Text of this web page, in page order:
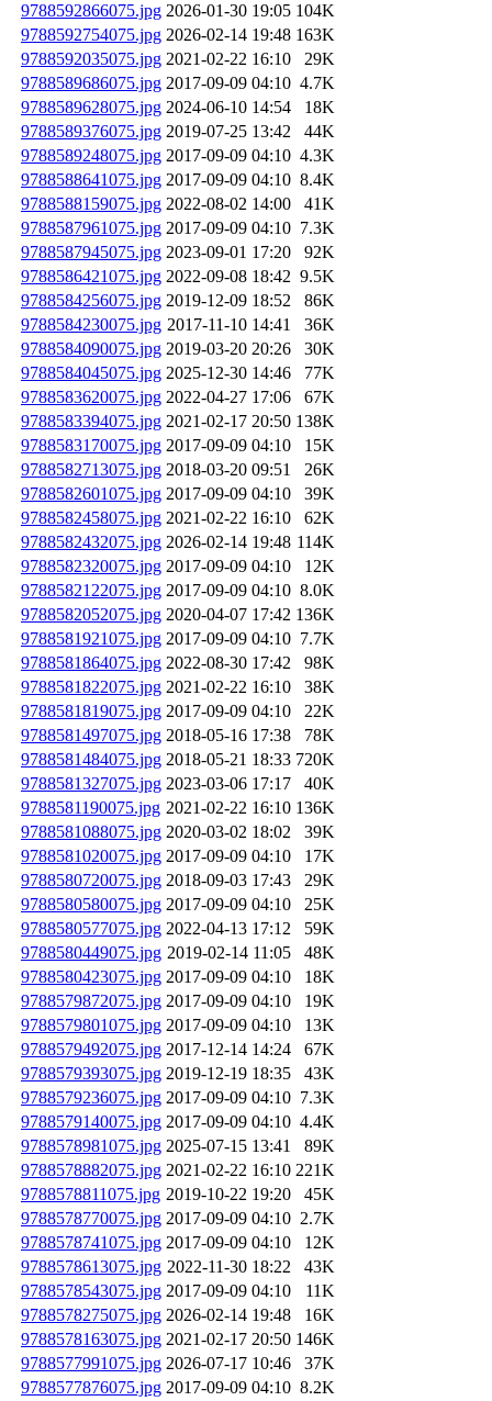
9788592866075.jpg 2026-01-30 19:05 104K
9788592754075.jpg 2026-02-14 19:48 163K
9788592035075.jpg 2021-02-22 16:10
29K
9788589686075.jpg 2017-09-09 04:10 4.7K
9788589628075.jpg 2024-06-10 14:54
18K
9788589376075.jpg 2019-07-25 13:42
44K
9788589248075.jpg 2017-09-09 04:10 4.3K
9788588641075.jpg 2017-09-09 04:10 8.4K
9788588159075.jpg 2022-08-02 14:00
41K
9788587961075.jpg 2017-09-09 04:10 7.3K
9788587945075.jpg 2023-09-01 17:20
92K
9788586421075.jpg 2022-09-08 18:42 9.5K
9788584256075.jpg 2019-12-09 18:52
86K
9788584230075.jpg 2017-11-10 14:41
36K
9788584090075.jpg 2019-03-20 20:26
30K
9788584045075.jpg 2025-12-30 14:46
77K
9788583620075.jpg 2022-04-27 17:06
67K
9788583394075.jpg 2021-02-17 20:50 138K
9788583170075.jpg 2017-09-09 04:10
15K
9788582713075.jpg 2018-03-20 09:51
26K
9788582601075.jpg 2017-09-09 04:10
39K
9788582458075.jpg 2021-02-22 16:10
62K
9788582432075.jpg 2026-02-14 19:48 114K
9788582320075.jpg 2017-09-09 04:10
12K
9788582122075.jpg 2017-09-09 04:10 8.0K
9788582052075.jpg 2020-04-07 17:42 136K
9788581921075.jpg 2017-09-09 04:10 7.7K
9788581864075.jpg 2022-08-30 17:42
98K
9788581822075.jpg 2021-02-22 16:10
38K
9788581819075.jpg 2017-09-09 04:10
22K
9788581497075.jpg 2018-05-16 17:38
78K
9788581484075.jpg 2018-05-21 18:33 720K
9788581327075.jpg 2023-03-06 17:17
40K
9788581190075.jpg 2021-02-22 16:10 136K
9788581088075.jpg 2020-03-02 18:02
39K
9788581020075.jpg 2017-09-09 04:10
17K
9788580720075.jpg 2018-09-03 17:43
29K
9788580580075.jpg 2017-09-09 04:10
25K
9788580577075.jpg 2022-04-13 17:12
59K
9788580449075.jpg 2019-02-14 11:05
48K
9788580423075.jpg 2017-09-09 04:10
18K
9788579872075.jpg 2017-09-09 04:10
19K
9788579801075.jpg 2017-09-09 04:10
13K
9788579492075.jpg 2017-12-14 14:24
67K
9788579393075.jpg 2019-12-19 18:35
43K
9788579236075.jpg 2017-09-09 04:10 7.3K
9788579140075.jpg 2017-09-09 04:10 4.4K
9788578981075.jpg 2025-07-15 13:41
89K
9788578882075.jpg 2021-02-22 16:10 221K
9788578811075.jpg 2019-10-22 19:20
45K
9788578770075.jpg 2017-09-09 04:10 2.7K
9788578741075.jpg 2017-09-09 04:10
12K
9788578613075.jpg 2022-11-30 18:22
43K
9788578543075.jpg 2017-09-09 04:10
11K
9788578275075.jpg 2026-02-14 19:48
16K
9788578163075.jpg 2021-02-17 20:50 146K
9788577991075.jpg 2026-07-17 10:46
37K
9788577876075.jpg 2017-09-09 04:10 8.2K